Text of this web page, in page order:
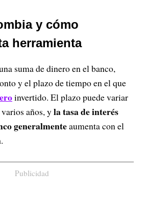
y cómo
herramienta
suma de dinero en el banco,
y el plazo de tiempo en el que
invertido. El plazo puede variar
años, yla tasa de interés
generalmenteaumenta con el
Publicidad